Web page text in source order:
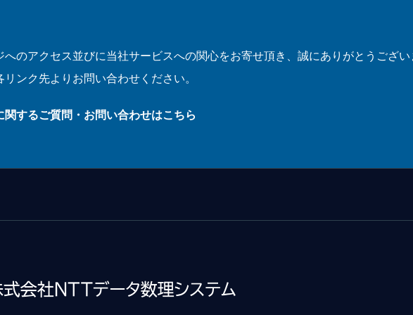
のアクセス並びに当社サービスへの関心をお寄せ頂き、誠にありがとうござ
ンク先よりお問い合わせください。
するご質問・お問い合わせはこちら